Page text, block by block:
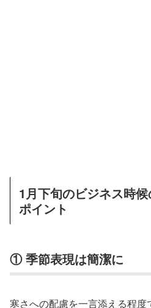
1月下旬のビジネス時
ポイント
① 季節表現は簡潔に
寒さへの配慮を一言添える程度